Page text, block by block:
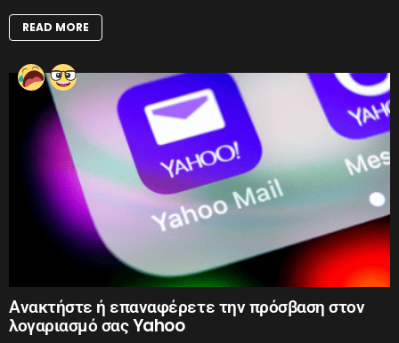
READ MORE
Ανακτήστε ή επαναφέρετε την πρόσβαση στον
λογαριασμό σας Yahoo